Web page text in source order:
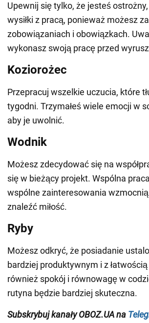
Upewnij się tylko, że jesteś
wysiłki z pracą, ponieważ możesz
zobowiązaniach i obowiązkach.
wykonasz swoją pracę przed
Koziorożec
Przepracuj wszelkie uczucia, które
tygodni. Trzymałeś wiele emocji w
aby je uwolnić.
Wodnik
Możesz zdecydować się na
się w bieżący projekt. Wspólna
wspólne zainteresowania
znaleźć miłość.
Ryby
Możesz odkryć, że posiadanie
bardziej produktywnym i z
również spokój i równowagę w
rutyna będzie bardziej skuteczna.
Subskrybuj kanały OBOZ.UA na